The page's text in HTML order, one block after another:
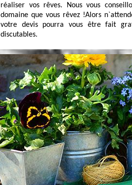
réaliser vos rêves. Nous vous
domaine que vous rêvez !Alors
votre devis pourra vous être fait
discutables.